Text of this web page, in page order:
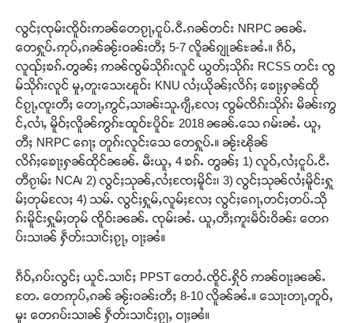
လွင်ႈၸုမ်းၸိူဝ်းဢၼ်တေၵႂႃႇငူပ်ႉငီႉၵၼ်တင်း NRPC ၼၼ်ႉ
တေႁူပ်ႉဢုပ်ႇၵၼ်ၼႂ်းဝၼ်းတီႈ 5-7 လိူၼ်ၵျုၼ်ႊၼႆႉ။ ၵဵဝ်ႇ
လူၺ်ႈၶၵ်ႉတွၼ်ႈ ဢၼ်ၸွမ်သိုၵ်းလူင် ယွတ်ႈသိုၵ်း RCSS တင်း ၸွ
မ်သိုၵ်းလူင် မူႇတူးသေးၽူဝ်း KNU လႆႈယိုၼ်ႈလိၵ်ႈ ၶေႃႈႁၼ်ထို
င်ၵႂႃႇၸူးတီႈ တေႃႇဢွင်ႇသၢၼ်းသူႉၵျီႇလႄႈ ၸွမ်ၸိၵ်းသိုၵ်း မိၼ်းဢွ
င်ႇလၢႆႇ မိူဝ်ႈလိူၼ်ဢွၵ်ႊထူဝ်ႊပိူဝ်ႊ 2018 ၼၼ်ႉသေ ၵမ်းၼႆႉ ယူႇ
တီႈ NRPC ၵေႃႈ တူၵ်းလူင်းသေ တေႁူပ်ႉ။ ၼႂ်းၽိုၼ်
လိၵ်ႈၶေႃႈႁၼ်ထိုင်ၼၼ်ႉ မီးယူႇ 4 ၶၵ်ႉ တွၼ်ႈ 1) လူဝ်ႇလႆႈငူပ်ႉငီႉ
တီၵႂၢမ်း NCA၊ 2) လွင်ႈသုၼ်ႇလႆႈၸႄႈမိူင်း၊ 3) လွင်ႈသုၼ်လႆႈမိူင်းႁူ
မ်ႈတုမ်လႄႈ 4) သမ်ႉ လွင်ႈႁူမ်ႇလူမ်ႈလႄႈ လွင်ႈၵေႃႇတင်ႈတပ်ႉသို
ၵ်းမိူင်းႁူမ်ႈတုမ် ၸိူဝ်းၼၼ်ႉ ၸုမ်းၼႆႉ ယူႇတီႈဢူးမဵဝ်းဝိၼ်း တေၵ
ပ်းသၢၼ် ႁဵတ်းသၢင်ႈၵႂႃႇ ဝႃႈၼႆ။
ၵဵဝ်ႇၵပ်းလွင်ႈ ယူင်ႉသၢင်ႈ PPST တေဝႆႉၸိူင်ႉႁိုဝ် ဢၼ်ဝႃႈၼၼ်ႉ
တႄႉ တေဢုပ်ႇၵၼ် ၼႂ်းဝၼ်းတီႈ 8-10 လိူၼ်ၼႆႉ။ သေႃးတႃႇတူဝ်ႇ
မူး တေၵပ်းသၢၼ် ႁဵတ်းသၢင်ႈၵႂႃႇ ဝႃႈၼႆ။